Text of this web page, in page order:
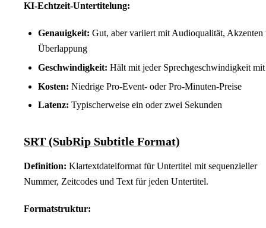
KI-Echtzeit-Untertitelung:
Genauigkeit: Gut, aber variiert mit Audioqualität, Akzenten
Überlappung
Geschwindigkeit: Hält mit jeder Sprechgeschwindigkeit mit
Kosten: Niedrige Pro-Event- oder Pro-Minuten-Preise
Latenz: Typischerweise ein oder zwei Sekunden
SRT (SubRip Subtitle Format)
Definition: Klartextdateiformat für Untertitel mit sequenzieller
Nummer, Zeitcodes und Text für jeden Untertitel.
Formatstruktur: